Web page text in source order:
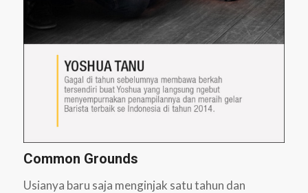
Common Grounds
Usianya baru saja menginjak satu tahun dan